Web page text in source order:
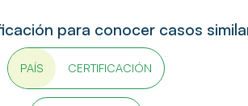
para conocer casos
PAÍS CERTIFICACIÓN